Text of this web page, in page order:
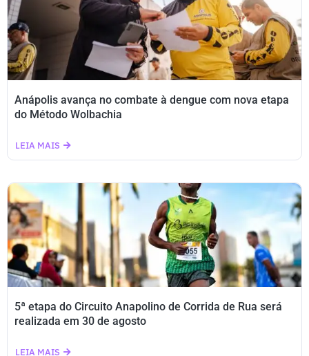
Anápolis avança no combate à dengue com nova etapa
do Método Wolbachia
LEIA MAIS
5ª etapa do Circuito Anapolino de Corrida de Rua será
realizada em 30 de agosto
LEIA MAIS